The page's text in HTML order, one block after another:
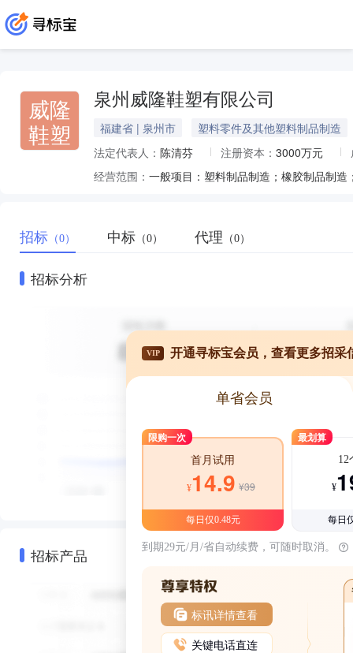
威隆
鞋塑
泉州威隆鞋塑有限公司
福建省 | 泉州市
塑料零件及其他塑料制品制造
法定代表人： 陈清芬 注册资本： 3000万元
经营范围：
招标 （0） 中标 （0） 代理 （0）
招标分析
招标产品
VIP 开通寻标宝会员，查看更多招采
单省会员
限购一次
首月试用
¥14.9 ¥39
每日仅0.48元
最划算
12
¥
每日
到期29元/月/省自动续费，可随时取消。
标讯详情查看
关键电话直连